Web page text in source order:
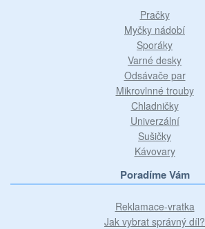
Pračky
Myčky nádobí
Sporáky
Varné desky
Odsávače par
Mikrovlnné trouby
Chladničky
Univerzální
Sušičky
Kávovary
Poradíme Vám
Reklamace-vratka
Jak vybrat správný díl?